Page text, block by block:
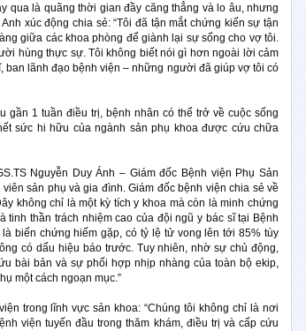
qua là quãng thời gian đầy căng thẳng và lo âu, nhưng
xúc động chia sẻ: “Tôi đã tận mắt chứng kiến sự tận
giữa các khoa phòng để giành lại sự sống cho vợ tôi.
hùng thực sự. Tôi không biết nói gì hơn ngoài lời cảm
ban lãnh đạo bệnh viện – những người đã giúp vợ tôi có
gần 1 tuần điều trị, bệnh nhân có thể trở về cuộc sống
sức hi hữu của ngành sản phụ khoa được cứu chữa
Nguyễn Duy Ánh – Giám đốc Bệnh viện Phụ Sản
sản phụ và gia đình. Giám đốc bệnh viện chia sẻ về
không chỉ là một kỳ tích y khoa mà còn là minh chứng
tinh thần trách nhiệm cao của đội ngũ y bác sĩ tại Bệnh
biến chứng hiếm gặp, có tỷ lệ tử vong lên tới 85% tùy
có dấu hiệu báo trước. Tuy nhiên, nhờ sự chủ động,
bài bản và sự phối hợp nhịp nhàng của toàn bộ ekip,
một cách ngoạn mục.”
trong lĩnh vực sản khoa: “Chúng tôi không chỉ là nơi
viện tuyến đầu trong thăm khám, điều trị và cấp cứu